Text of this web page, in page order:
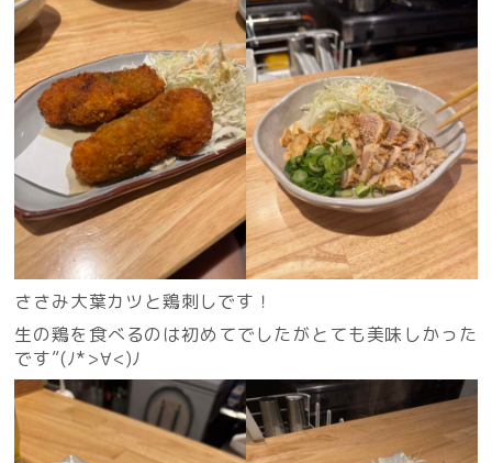
ささみ大葉カツと鶏刺しです！
生の鶏を食べるのは初めてでしたがとても美味しかった
です”(ﾉ*>∀<)ﾉ